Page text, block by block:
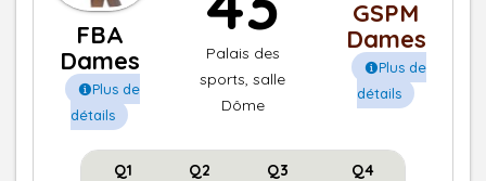
FBA
Dames
Plus de
détails
Palais des
sports, salle
Dôme
GSPM
Dames
Plus de
détails
Q1 Q2 Q3 Q4